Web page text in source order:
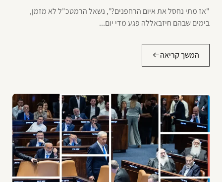
"אז מתי נחסל את איום הרחפנים?", נשאל הרמטכ"ל לא מזמן,
בימים שבהם חיזבאללה פגע מדי יום...
המשך קריאה